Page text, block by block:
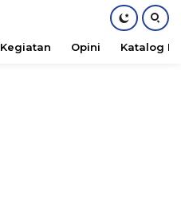
Kegiatan Opini Katalog